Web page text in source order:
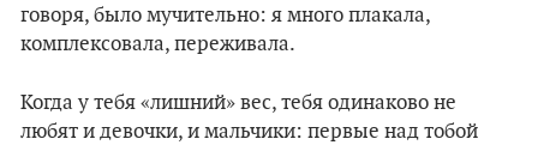
говоря, было мучительно: я много плакала,
комплексовала, переживала.
Когда у тебя «лишний» вес, тебя одинаково не
любят и девочки, и мальчики: первые над тобой